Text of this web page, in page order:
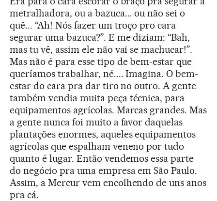
metralhadora, ou a bazuca... ou não sei o
quê... “Ah! Nós fazer um troço pro cara
segurar uma bazuca?”. E me diziam: “Bah,
mas tu vê, assim ele não vai se machucar!”.
Mas não é para esse tipo de bem-estar que
queríamos trabalhar, né.... Imagina. O bem-
estar do cara pra dar tiro no outro. A gente
também vendia muita peça técnica, para
equipamentos agrícolas. Marcas grandes. Mas
a gente nunca foi muito a favor daquelas
plantações enormes, aqueles equipamentos
agrícolas que espalham veneno por tudo
quanto é lugar. Então vendemos essa parte
do negócio pra uma empresa em São Paulo.
Assim, a Mercur vem encolhendo de uns anos
pra cá.